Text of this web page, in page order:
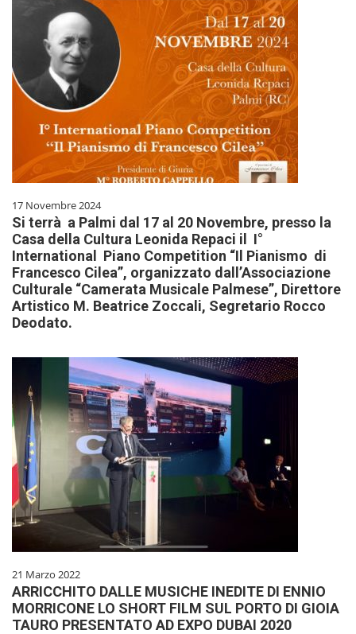
17 Novembre 2024
Si terrà a Palmi dal 17 al 20 Novembre, presso la
Casa della Cultura Leonida Repaci il I°
International Piano Competition “Il Pianismo di
Francesco Cilea”, organizzato dall’Associazione
Culturale “Camerata Musicale Palmese”, Direttore
Artistico M. Beatrice Zoccali, Segretario Rocco
Deodato.
21 Marzo 2022
ARRICCHITO DALLE MUSICHE INEDITE DI ENNIO
MORRICONE LO SHORT FILM SUL PORTO DI GIOIA
TAURO PRESENTATO AD EXPO DUBAI 2020